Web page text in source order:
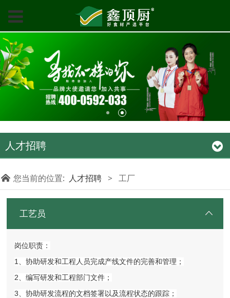
人才招聘
您当前的位置: 人才招聘 > 工厂
工艺员
岗位职责：
1 、协助研发和工程人员完成产线文件的完善和管理；
2 、编写研发和工程部门文件；
3 、协助研发流程的文档签署以及流程状态的跟踪；